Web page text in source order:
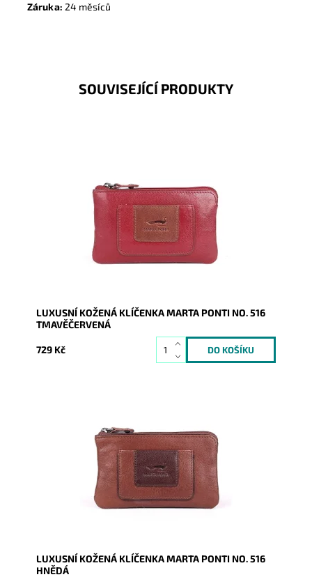
Záruka: 24 měsíců
SOUVISEJÍCÍ PRODUKTY
se uzavírá na zip, vnitřní část je opatřena dvěma
řetízky s kroužky...
Skladem
16864
Marta Ponti
2 roky
LUXUSNÍ KOŽENÁ KLÍČENKA MARTA PONTI NO. 516
TMAVĚČERVENÁ
729 Kč
zip, vnitřní část je opatřena dvěma řetízky s...
Skladem
16865
Marta Ponti
2 roky
LUXUSNÍ KOŽENÁ KLÍČENKA MARTA PONTI NO. 516
HNĚDÁ